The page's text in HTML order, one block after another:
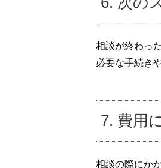
相談が終わっ
必要な手続き
7. 費用
相談の際にか